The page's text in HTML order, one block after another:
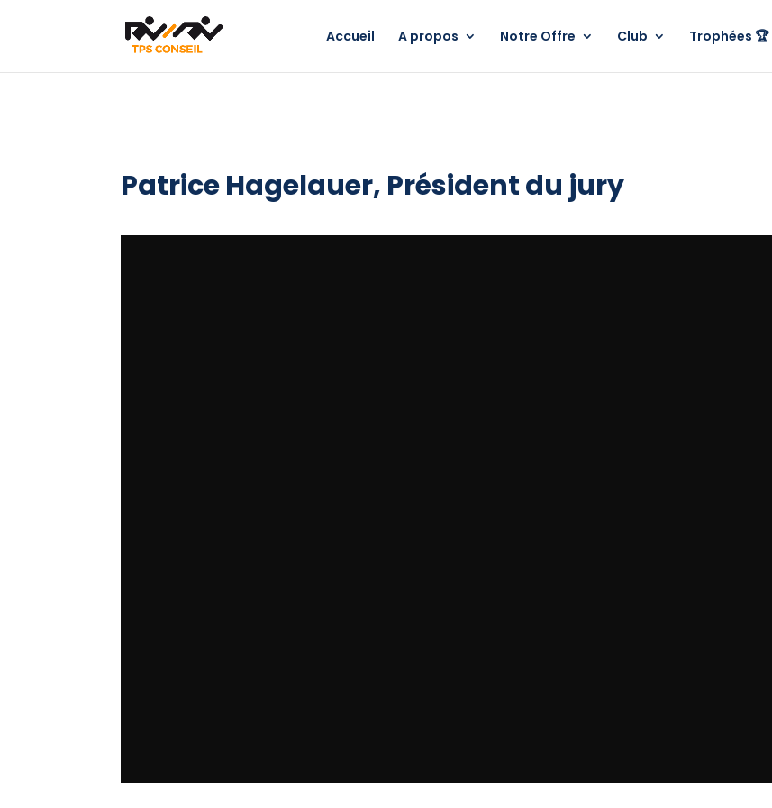
Accueil A propos Notre Offre Club Trophées 🏆
Patrice Hagelauer, Président du jury